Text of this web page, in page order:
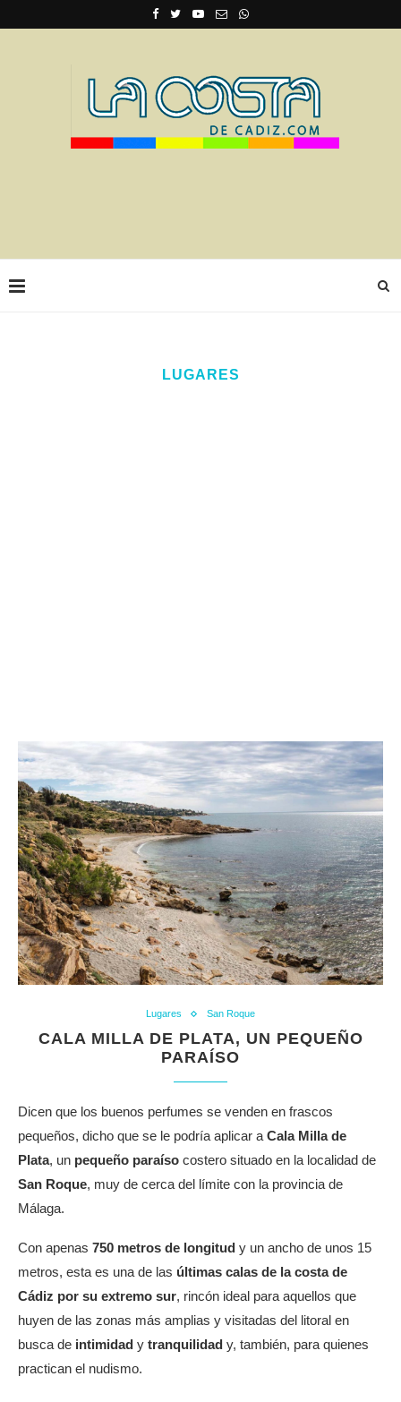
LUGARES
Lugares San Roque
CALA MILLA DE PLATA, UN PEQUEÑO
PARAÍSO
Dicen que los buenos perfumes se venden en frascos
pequeños, dicho que se le podría aplicar a Cala Milla de
Plata, un pequeño paraíso costero situado en la localidad de
San Roque, muy de cerca del límite con la provincia de
Málaga.
Con apenas 750 metros de longitud y un ancho de unos 15
metros, esta es una de las últimas calas de la costa de
Cádiz por su extremo sur, rincón ideal para aquellos que
huyen de las zonas más amplias y visitadas del litoral en
busca de intimidad y tranquilidad y, también, para quienes
practican el nudismo.